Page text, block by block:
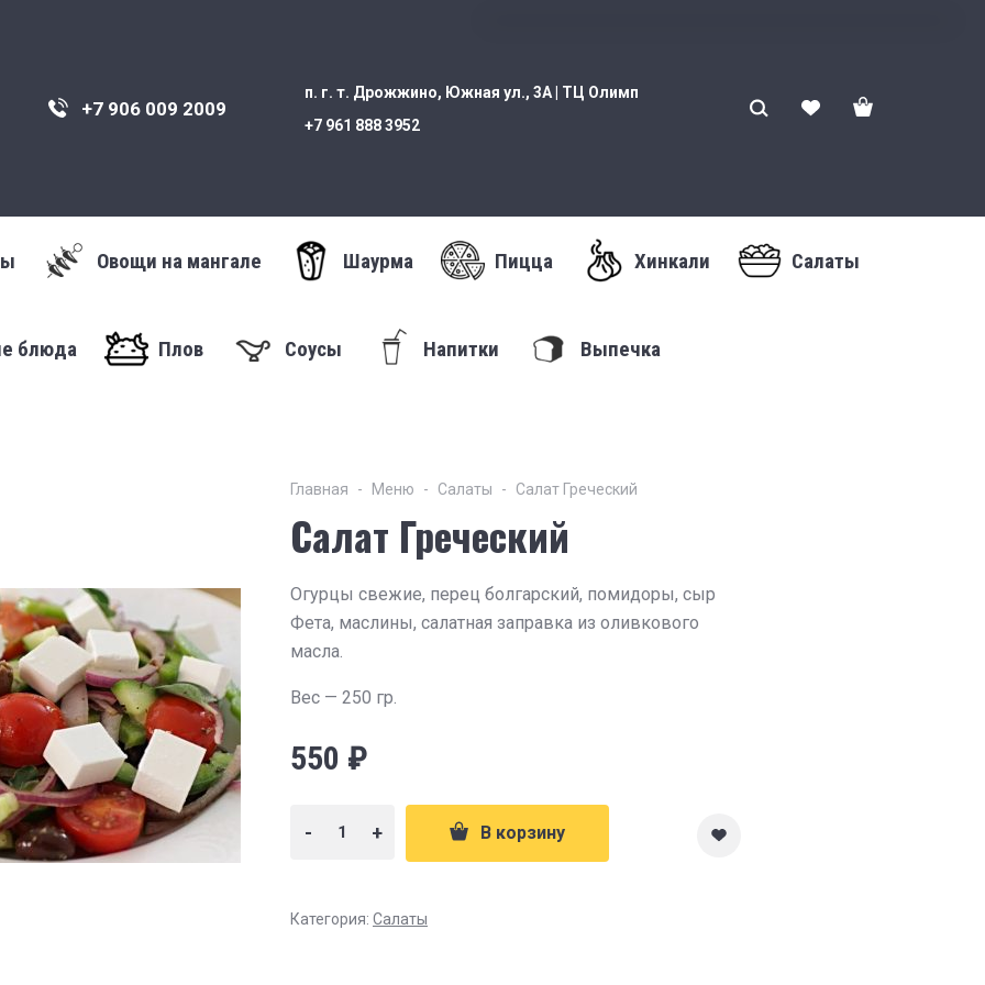
+7 906 009 2009
п. г. т. Дрожжино, Южная ул., 3А | ТЦ Олимп
+7 961 888 3952
Овощи на мангале Шаурма Пицца Хинкали Салаты
блюда Плов Соусы Напитки Выпечка
Главная Меню Салаты Салат Греческий
Салат Греческий
Огурцы свежие, перец болгарский, помидоры, сыр
Фета, маслины, салатная заправка из оливкового
масла.
Вес — 250 гр.
550 ₽
- + В корзину
Категория: Салаты